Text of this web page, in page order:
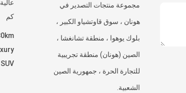
كم
مجموعة منتجات التصدير في
هونان ، سوق قاوتشياو الكبير ،
بلوك يوهوا ، منطقة تشانغشا ،
الصين (هونان) منطقة تجريبية
للتجارة الحرة ، جمهورية الصين
الشعبية.